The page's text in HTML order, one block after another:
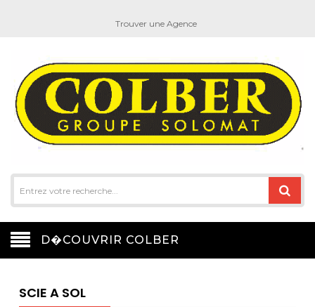
Trouver une Agence
D�COUVRIR COLBER
SCIE A SOL